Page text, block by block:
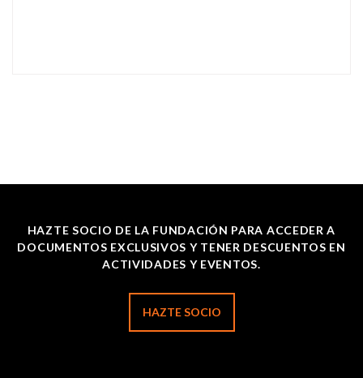
HAZTE SOCIO DE LA FUNDACIÓN PARA ACCEDER A
DOCUMENTOS EXCLUSIVOS Y TENER DESCUENTOS EN
ACTIVIDADES Y EVENTOS.
HAZTE SOCIO